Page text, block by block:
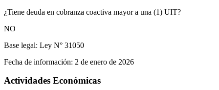
¿Tiene deuda en cobranza coactiva mayor a una (1) UIT?
NO
Base legal: Ley N° 31050
Fecha de información: 2 de enero de 2026
Actividades Económicas